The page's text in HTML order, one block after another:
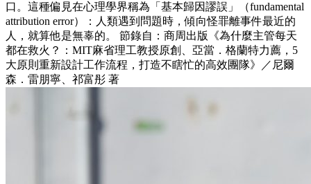
口。這種偏見在心理學界稱為「基本歸因謬誤」（fundamental
attribution error）：人類遇到問題時，傾向怪罪離事件最近的
人，就算他是無辜的。 節錄自：商周出版《為什麼主管每天
都在救火？：MIT麻省理工教授原創、亞當．格蘭特力薦，5
大原則重新設計工作流程，打造不瞎忙的高效團隊》／尼爾
森．雷朋寧、祁富彤 著